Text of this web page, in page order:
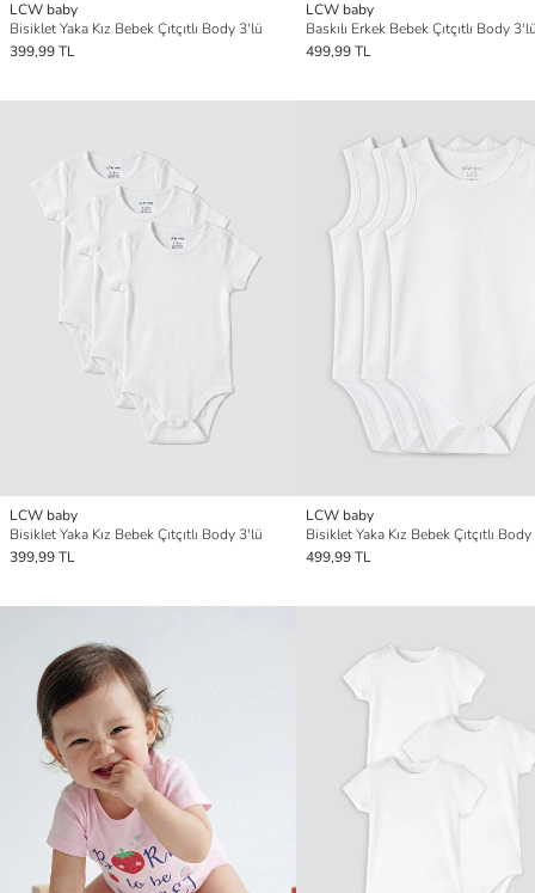
LCW baby
Bisiklet Yaka Kız Bebek Çıtçıtlı Body 3'lü
399,99 TL
LCW baby
Baskılı Erkek Bebek Çıtçıtlı Body
499,99 TL
LCW baby
Bisiklet Yaka Kız Bebek Çıtçıtlı Body 3'lü
399,99 TL
LCW baby
Bisiklet Yaka Kız Bebek Çıtçıtlı
499,99 TL